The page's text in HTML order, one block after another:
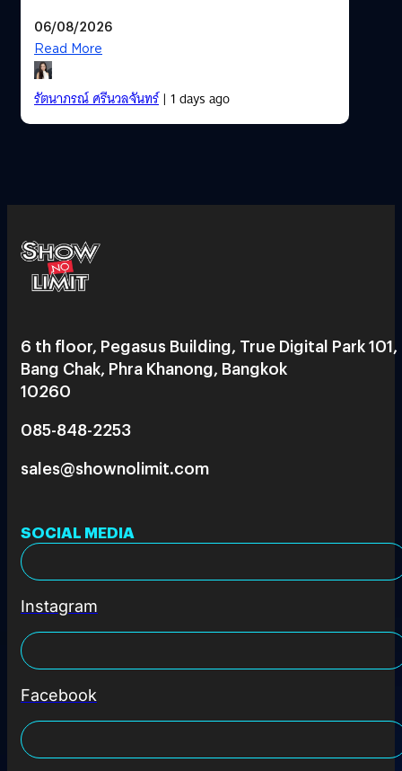
06/08/2026
Read More
รัตนาภรณ์ ศรีนวลจันทร์| 1 days ago
6 th floor, Pegasus Building, True Digital Park 101,
Bang Chak, Phra Khanong, Bangkok
10260
085-848-2253
sales@shownolimit.com
SOCIAL MEDIA
Instagram
Facebook